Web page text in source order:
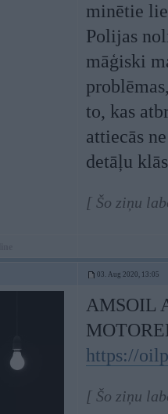
minētie
Polijas
māģiski
to, kas
attiecās
detāļu
[ Šo ziņu
03. Aug 2020, 13:05
AMSOIL
https://
[ Šo ziņu